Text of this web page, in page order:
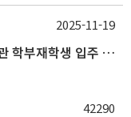
(11/24~28) 2026학년도 관악학생생활관 학부재학생 입주 신청 일정 안내
42290
2025-11-19